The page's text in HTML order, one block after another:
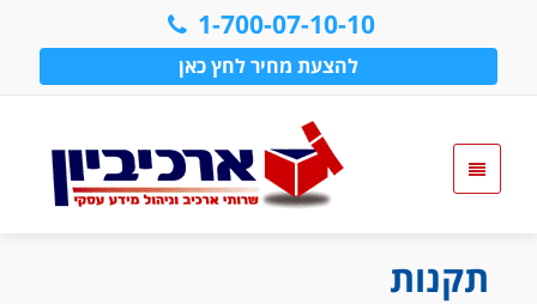
1-700-07-10-10
להצעת מחיר לחץ כאן
תקנות